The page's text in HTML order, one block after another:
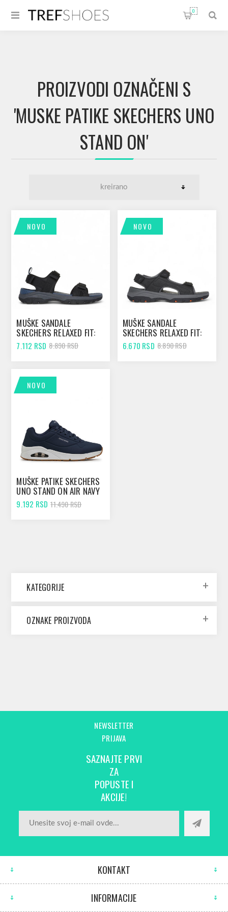
0
PROIZVODI OZNAČENI S
'MUSKE PATIKE SKECHERS UNO
STAND ON'
NOVO
MUŠKE SANDALE
SKECHERS RELAXED FIT:
TRESMEN - RYER BLACK
7.112 RSD 8.890 RSD
NOVO
MUŠKE SANDALE
SKECHERS RELAXED FIT:
TRESMEN - GARO BLACK
6.670 RSD 8.890 RSD
NOVO
MUŠKE PATIKE SKECHERS
UNO STAND ON AIR NAVY
9.192 RSD 11.490 RSD
KATEGORIJE
OZNAKE PROIZVODA
NEWSLETTER
PRIJAVA
SAZNAJTE PRVI
ZA
POPUSTE I
AKCIJE!
KONTAKT
INFORMACIJE